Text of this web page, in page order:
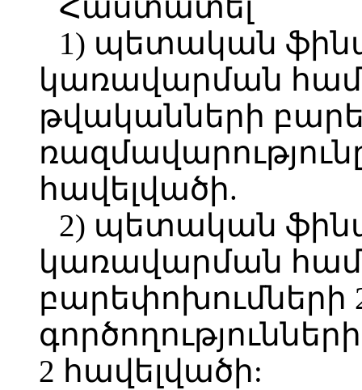
Հաստատել՝
1) պետական
կառավարման
թվականների
հավելվածի.
2) պետական
կառավարման
բարեփոխումների
2 հավելվածի: